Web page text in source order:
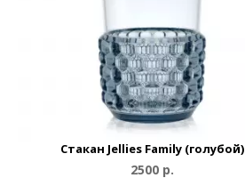
Cтакан Jellies Family (голубой)
2500 р.